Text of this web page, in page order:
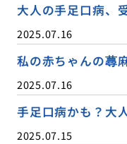
大人の手足口病、
2025.07.16
私の赤ちゃんの蕁
2025.07.16
手足口病かも？大
2025.07.15